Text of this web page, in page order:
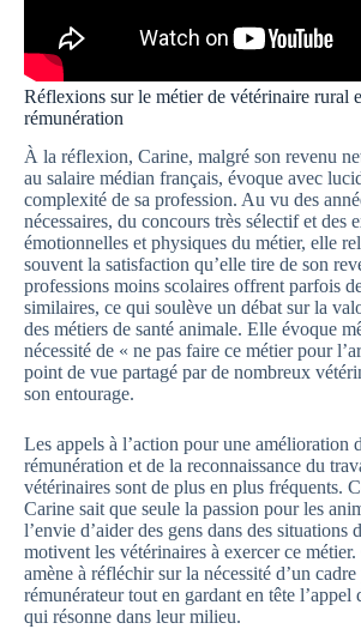
Réflexions sur le métier de vétérinaire rural
rémunération
À la réflexion, Carine, malgré son revenu
au salaire médian français, évoque avec
complexité de sa profession. Au vu des
nécessaires, du concours très sélectif et des
émotionnelles et physiques du métier, elle
souvent la satisfaction qu’elle tire de son
professions moins scolaires offrent parfois
similaires, ce qui soulève un débat sur la
des métiers de santé animale. Elle évoque
nécessité de « ne pas faire ce métier pour
point de vue partagé par de nombreux
son entourage.
Les appels à l’action pour une amélioration
rémunération et de la reconnaissance du
vétérinaires sont de plus en plus fréquents.
Carine sait que seule la passion pour les
l’envie d’aider des gens dans des situations
motivent les vétérinaires à exercer ce métier.
amène à réfléchir sur la nécessité d’un
rémunérateur tout en gardant en tête l’appel
qui résonne dans leur milieu.